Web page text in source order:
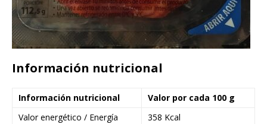
Información nutricional
Información nutricional
Valor por cada 100 g
Valor energético / Energía
358 Kcal